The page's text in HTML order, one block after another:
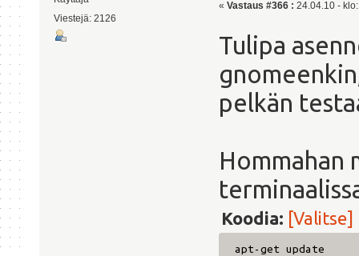
Viestejä: 2126
« Vastaus #366 : 24.04.10 -
Tulipa
pelkän
Hommahan
Koodia: [Valitse]
apt-get update